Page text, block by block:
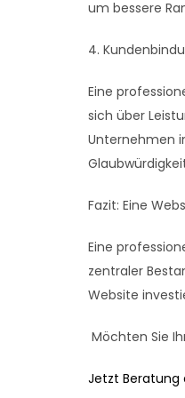
um bessere
4.
Eine
sich über
Unternehmen
Fazit: Eine
Eine
zentraler
Website
Möchten Sie
Jetzt Beratung